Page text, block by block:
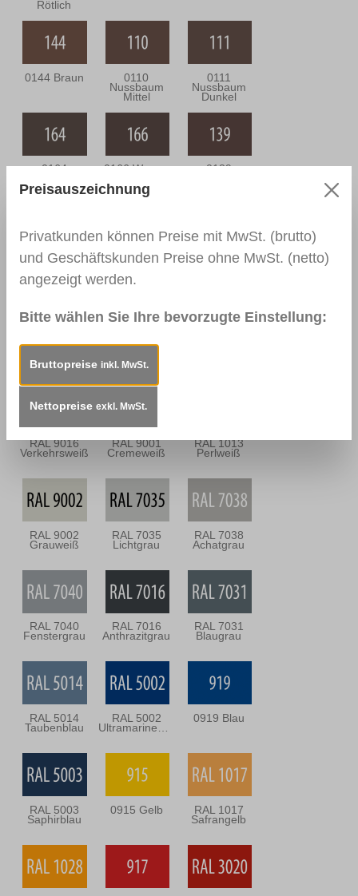
Rötlich
0144 Braun 0110
Nussbaum
Mittel
0111
Nussbaum
Dunkel
0164
Antik
0166 Wenge 0139
0113 0114
Dunkel
0163
Mooreiche Signalweiß
RAL 9016
Verkehrsweiß
RAL 9001
Cremeweiß
RAL 1013
Perlweiß
RAL 9002
Grauweiß
RAL 7035
Lichtgrau
RAL 7038
Achatgrau
RAL 7040
Fenstergrau
RAL 7016
Anthrazitgrau
RAL 7031
Blaugrau
RAL 5014
Taubenblau
RAL 5002 0919 Blau
RAL 5003
Saphirblau
0915 Gelb RAL 1017
Safrangelb
Preisauszeichnung
Privatkunden können Preise mit MwSt. (brutto)
und Geschäftskunden Preise ohne MwSt. (netto)
angezeigt werden.
Bitte wählen Sie Ihre bevorzugte Einstellung:
Bruttopreise inkl. MwSt.
Nettopreise exkl. MwSt.